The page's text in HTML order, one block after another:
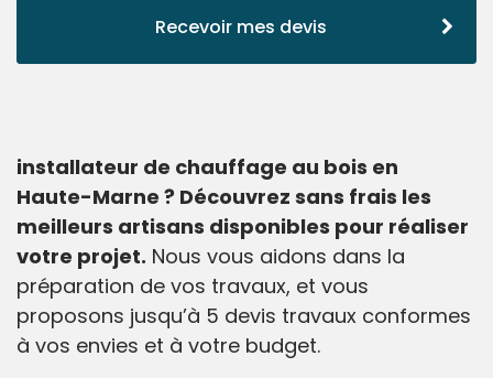
Recevoir mes devis
installateur de chauffage au bois en
Haute-Marne ? Découvrez sans frais les
meilleurs artisans disponibles pour réaliser
votre projet. Nous vous aidons dans la
préparation de vos travaux, et vous
proposons jusqu’à 5 devis travaux conformes
à vos envies et à votre budget.